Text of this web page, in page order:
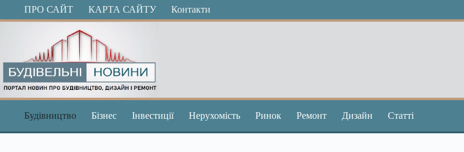
ПерейтиПРО САЙТ КАРТА САЙТУ Контакти
Будівництво Бізнес Інвестиції Нерухомість Ринок Ремонт Дизайн Статті